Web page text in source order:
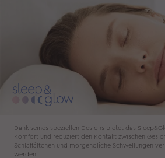
Dank seines speziellen Designs bietet das
Komfort und reduziert den Kontakt zwischen
Schlaffältchen und morgendliche Schwellungen
werden.